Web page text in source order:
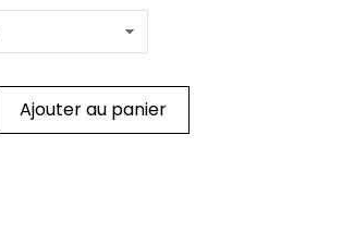
Ajouter au panier